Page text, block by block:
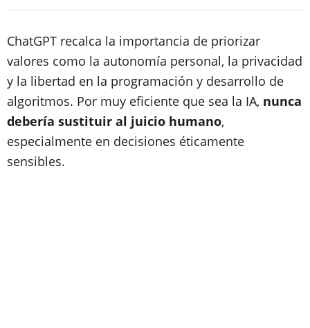
ChatGPT recalca la importancia de priorizar
valores como la autonomía personal, la privacidad
y la libertad en la programación y desarrollo de
algoritmos. Por muy eficiente que sea la IA, nunca
debería sustituir al juicio humano,
especialmente en decisiones éticamente
sensibles.